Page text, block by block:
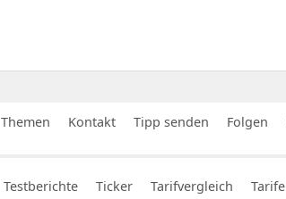
Themen Kontakt Tipp senden Folgen
Testberichte Ticker Tarifvergleich Tarife